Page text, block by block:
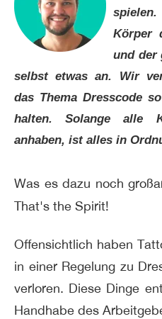
Körper
und der
selbst etwas an. Wir
das Thema Dresscode
halten. Solange alle
anhaben, ist alles in
Was es dazu noch
That's the Spirit!
Offensichtlich haben
in einer Regelung zu
verloren. Diese Dinge
Handhabe des